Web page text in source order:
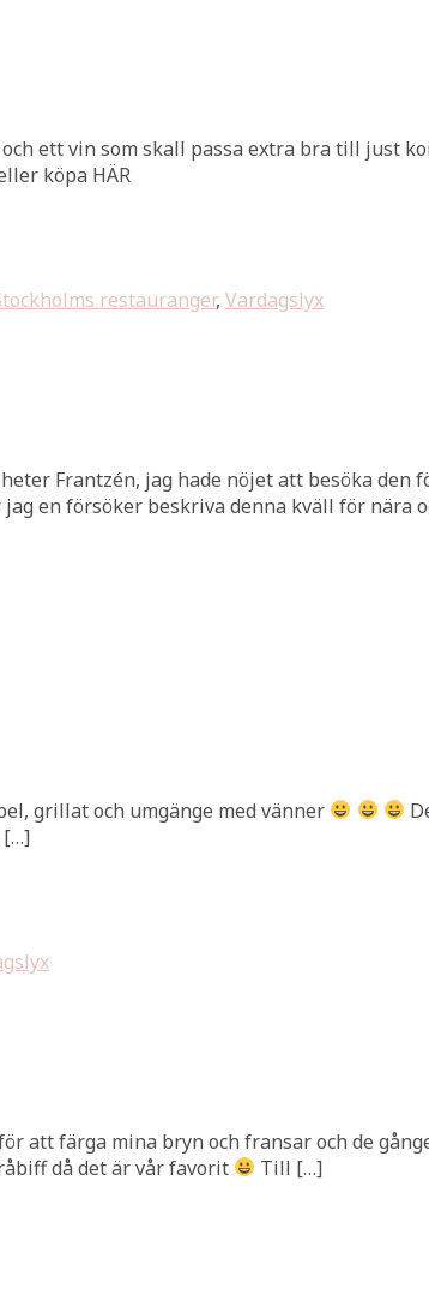
ett vin som skall passa extra bra till just
köpa HÄR
restauranger, Vardagslyx
Frantzén, jag hade nöjet att besöka
en försöker beskriva denna kväll för nära
grillat och umgänge med vänner
[…]
att färga mina bryn och fransar och de
då det är vår favorit
Till […]